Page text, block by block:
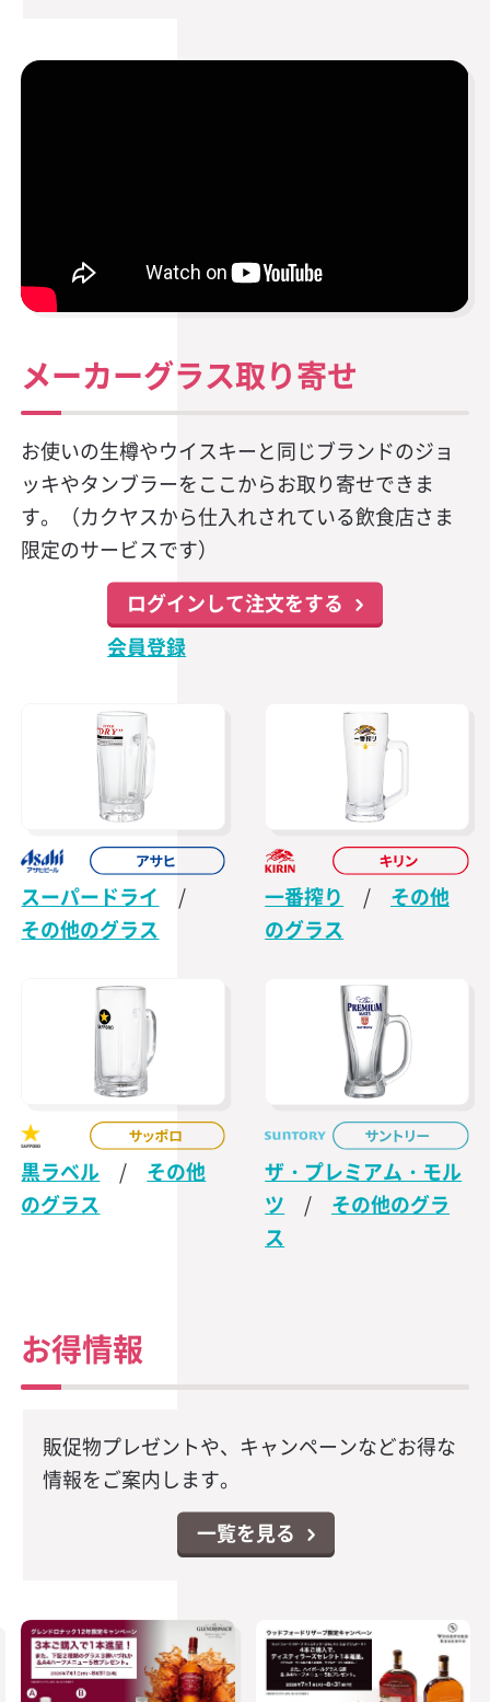
メーカーグラス取り寄せ
スーパードライ
/
その他のグラス
一番搾り /
その他
のグラス
黒ラベル /
その他
のグラス
ザ・プレミアム・モル
ツ
/
その他のグラ
ス
お使いの生樽やウイスキーと同じブランドのジョ
ッキやタンブラーをここからお取り寄せできま
す。（カクヤスから仕入れされている飲食店さま
限定のサービスです）
ログインして注文をする
会員登録
お得情報
販促物プレゼントや、キャンペーンなどお得な
情報をご案内します。
一覧を見る